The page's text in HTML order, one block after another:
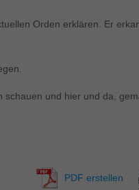
Orden erklären. Er
schauen und hier und da,
PDF erstellen